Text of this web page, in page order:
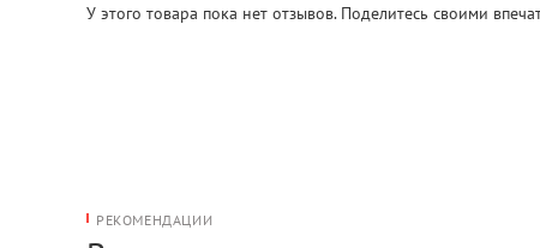
У этого товара пока нет отзывов. Поделитесь своими
РЕКОМЕНДАЦИИ